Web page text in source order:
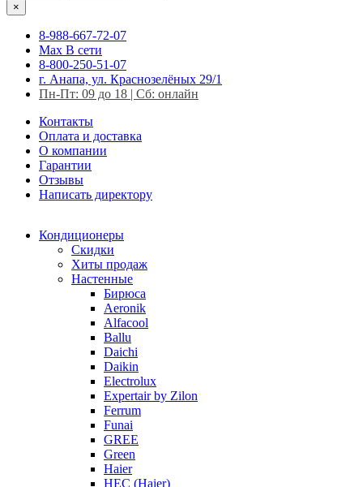
×
8-988-667-72-07
Max В сети
8-800-250-51-07
г. Анапа, ул. Краснозелёных 29/1
Пн-Пт: 09 до 18 | Сб: онлайн
Контакты
Оплата и доставка
О компании
Гарантии
Отзывы
Написать директору
Кондиционеры
Скидки
Хиты продаж
Настенные
Бирюса
Aeronik
Alfacool
Ballu
Daichi
Daikin
Electrolux
Expertair by Zilon
Ferrum
Funai
GREE
Green
Haier
HEC (Haier)